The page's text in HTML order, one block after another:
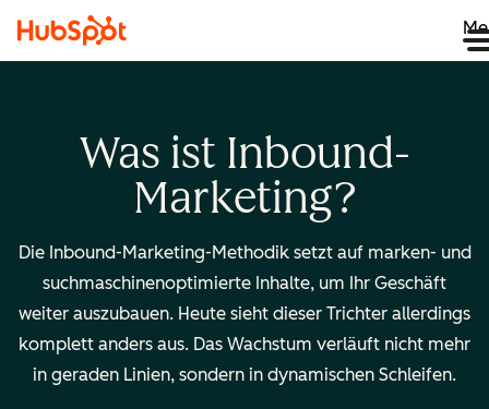
Was ist Inbound-
Marketing?
Die Inbound-Marketing-Methodik setzt auf marken- und
suchmaschinenoptimierte Inhalte, um Ihr Geschäft
weiter auszubauen. Heute sieht dieser Trichter allerdings
komplett anders aus. Das Wachstum verläuft nicht mehr
in geraden Linien, sondern in dynamischen Schleifen.